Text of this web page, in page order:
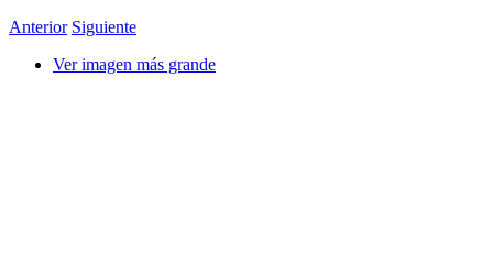
Anterior Siguiente
Ver imagen más grande